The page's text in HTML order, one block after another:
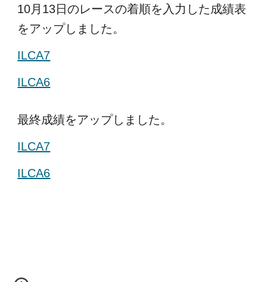
10月13日のレースの着順を入力した成績表
をアップしました。
ILCA7
ILCA6
最終成績をアップしました。
ILCA7
ILCA6